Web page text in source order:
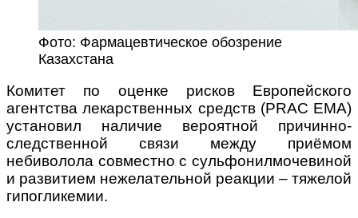
Фото: Фармацевтическое обозрение
Казахстана
Комитет по оценке рисков Европейского
агентства лекарственных средств (PRAC ЕМА)
установил наличие вероятной причинно-
следственной связи между приёмом
небиволола совместно с сульфонилмочевиной
и развитием нежелательной реакции – тяжелой
гипогликемии.